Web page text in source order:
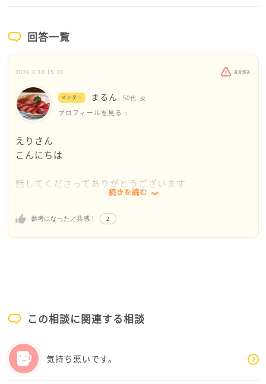
回答一覧
2026.6.10 15:20 違反報告
メンター まるん 50代 女
プロフィールを見る
えりさん
こんにちは
話してくださってありがとうございます
メールを拝見しているとえりさんの優しいお人柄が伝
わってきますし、なんとかしたい、というお気持ちも
伝わってきます
さて、お母様のことですが、えりさんがおっしゃるよ
うに普通の言い方をしてもどこか伝わらない…ようで
もしかするとえりさんに甘えていらっしゃる(表現は的
続きを読む
参考になった／共感！ 2
この相談に関連する相談
気持ち悪いです。